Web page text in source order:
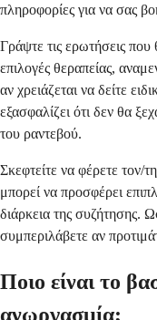
πληροφορίες για να σας
Γράψτε τις ερωτήσεις που
επιλογές θεραπείας,
αν χρειάζεται να δείτε
εξασφαλίζει ότι δεν θα
του ραντεβού.
Σκεφτείτε να φέρετε τον/
μπορεί να προσφέρει
διάρκεια της συζήτησης.
συμπεριλάβετε αν
Ποιο είναι το
ανωργασμία;